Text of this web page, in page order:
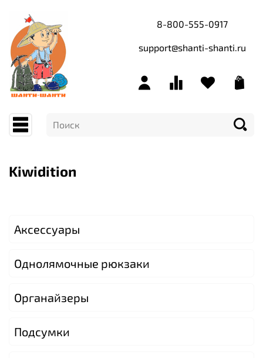
8-800-555-0917
support@shanti-shanti.ru
Kiwidition
Аксессуары
Однолямочные рюкзаки
Органайзеры
Подсумки